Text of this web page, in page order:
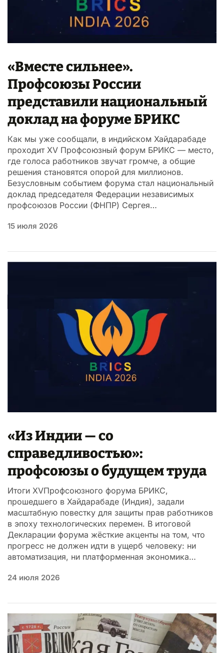
«Вместе сильнее».
Профсоюзы России
представили национальный
доклад на форуме БРИКС
Как мы уже сообщали, в индийском Хайдарабаде
проходит XV Профсоюзный форум БРИКС — место,
где голоса работников звучат громче, а общие
решения становятся опорой для миллионов.
Безусловным событием форума стал национальный
доклад председателя Федерации независимых
профсоюзов России (ФНПР) Сергея…
15 июля 2026
«Из Индии — со
справедливостью»:
профсоюзы о будущем труда
Итоги XVПрофсоюзного форума БРИКС,
прошедшего в Хайдарабаде (Индия), задали
масштабную повестку для защиты прав работников
в эпоху технологических перемен. В итоговой
Декларации форума жёсткие акценты на том, что
прогресс не должен идти в ущерб человеку: ни
автоматизация, ни платформенная экономика…
24 июля 2026